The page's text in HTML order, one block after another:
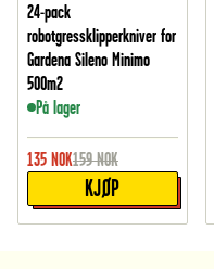
24-pack
robotgressklipperkniver for
Gardena Sileno Minimo
500m2
På lager
135 NOK159 NOK
KJØP